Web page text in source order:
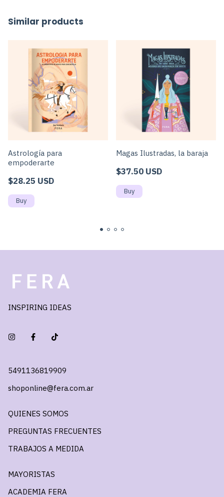
Similar products
Astrología para
empoderarte
$28.25 USD
Magas Ilustradas, la baraja
$37.50 USD
INSPIRING IDEAS
5491136819909
shoponline@fera.com.ar
QUIENES SOMOS
PREGUNTAS FRECUENTES
TRABAJOS A MEDIDA
MAYORISTAS
ACADEMIA FERA